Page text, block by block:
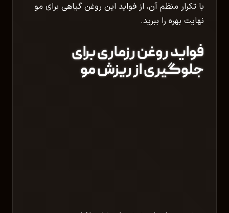
با تکرار منظم آن، از فواید این روغن گیاهی برای مو
نهایت بهره را ببرید.
فواید روغن رزماری برای
جلوگیری از ریزش مو